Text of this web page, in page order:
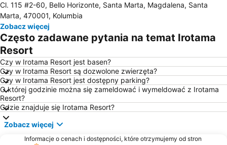
Cl. 115 #2-60, Bello Horizonte, Santa Marta, Magdalena, Santa
Marta, 470001, Kolumbia
Zobacz więcej
Często zadawane pytania na temat Irotama
Resort
Czy w Irotama Resort jest basen?
Czy w Irotama Resort są dozwolone zwierzęta?
Czy w Irotama Resort jest dostępny parking?
O której godzinie można się zameldować i wymeldować z Irotama
Resort?
Gdzie znajduje się Irotama Resort?
Zobacz więcej
Informacje o cenach i dostępności, które otrzymujemy od stron